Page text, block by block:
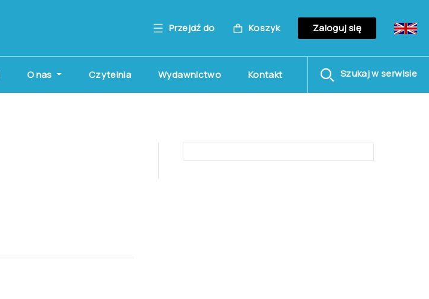
Przejdź do Koszyk Zaloguj się
O nas Czytelnia Wydawnictwo Kontakt Szukaj w serwisie